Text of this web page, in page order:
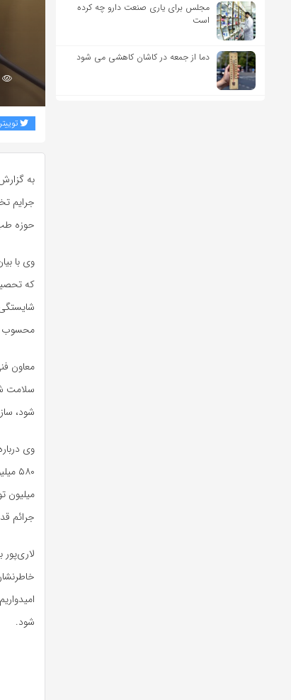
مجلس برای یاری صنعت دارو چه کرده
است
دما از جمعه در کاشان کاهشی می شود
توییتر
به
جرایم
حوزه
وی با
که
محسوب
معاون
سلامت
شود،
وی
جرائم
شود.